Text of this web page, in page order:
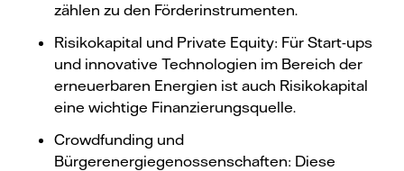
zählen zu den Förderinstrumenten.
Risikokapital und Private Equity: Für Start-ups
und innovative Technologien im Bereich der
erneuerbaren Energien ist auch Risikokapital
eine wichtige Finanzierungsquelle.
Crowdfunding und
Bürgerenergiegenossenschaften: Diese